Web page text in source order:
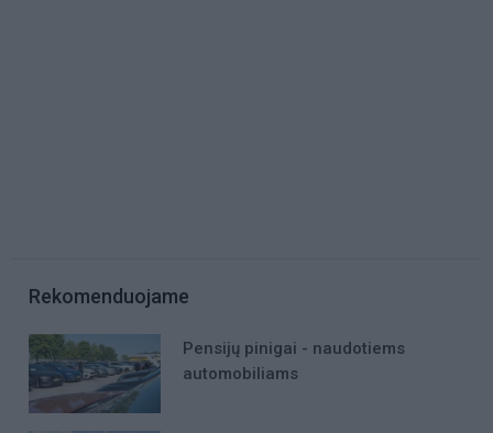
Rekomenduojame
Pensijų pinigai - naudotiems
automobiliams